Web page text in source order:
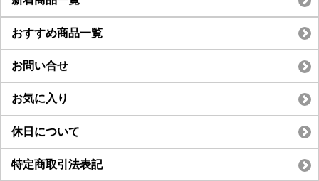
おすすめ商品一覧
お問い合せ
お気に入り
休日について
特定商取引法表記